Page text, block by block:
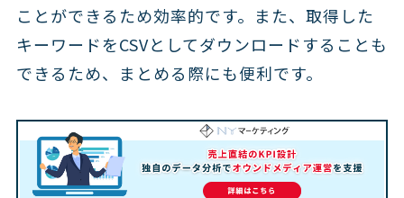
ことができるため効率的です。また、取得した
キーワードをCSVとしてダウンロードすることも
できるため、まとめる際にも便利です。